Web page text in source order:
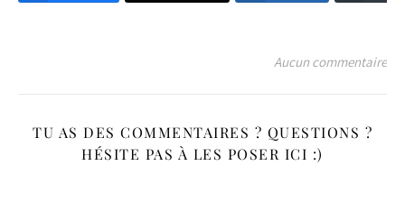
Aucun commentaire
TU AS DES COMMENTAIRES ? QUESTIONS ?
HÉSITE PAS À LES POSER ICI :)